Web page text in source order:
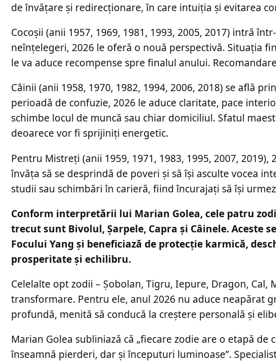
de învățare și redirecționare, în care intuiția și evitarea
Cocoșii (anii 1957, 1969, 1981, 1993, 2005, 2017) intră
neînțelegeri, 2026 le oferă o nouă perspectivă. Situația
le va aduce recompense spre finalul anului.
Câinii (anii 1958, 1970, 1982, 1994, 2006, 2018) se află
perioadă de confuzie, 2026 le aduce claritate, pace
schimbe locul de muncă sau chiar domiciliul. Sfatul
deoarece vor fi sprijiniți energetic.
Pentru Mistreți (anii 1959, 1971, 1983, 1995, 2007,
învăța să se desprindă de poveri și să își asculte vocea
studii sau schimbări în carieră, fiind încurajați să își
Conform interpretării lui Marian Golea, cele patru
trecut sunt Bivolul, Șarpele, Capra și Câinele. Aceste
Focului Yang și beneficiază de protecție karmică,
prosperitate și echilibru.
Celelalte opt zodii – Șobolan, Tigru, Iepure, Dragon, Cal,
transformare. Pentru ele, anul 2026 nu aduce neapărat
profundă, menită să conducă la creștere personală și
Marian Golea subliniază că „fiecare zodie are o etapă
înseamnă pierderi, dar și începuturi luminoase”.